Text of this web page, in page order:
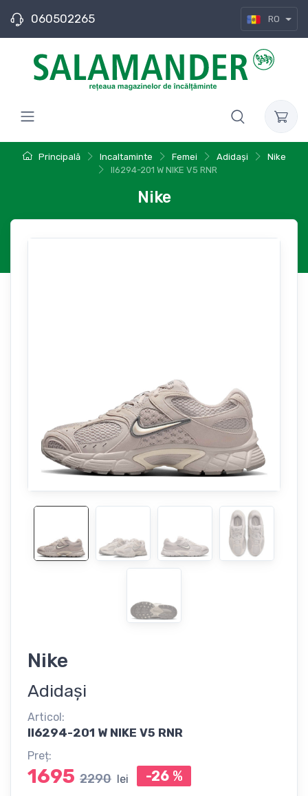
060502265 RO
Principală Incaltaminte Femei Adidași
Nike
II6294-201 W NIKE V5 RNR
Nike
Nike
Adidași
Articol:
II6294-201 W NIKE V5 RNR
Preț:
1695 2290 lei -26%